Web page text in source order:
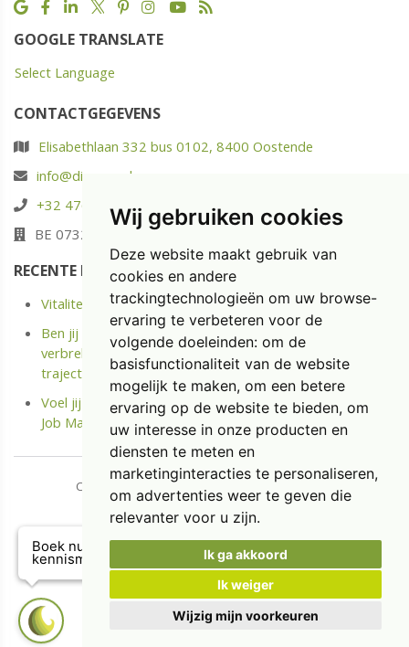
Wij gebruiken cookies
Deze website maakt gebruik van
cookies en andere
trackingtechnologieën om uw browse-
ervaring te verbeteren voor de
volgende doeleinden: om de
basisfunctionaliteit van de website
mogelijk te maken, om een betere
ervaring op de website te bieden, om
uw interesse in onze producten en
diensten te meten en
marketinginteracties te personaliseren,
om advertenties weer te geven die
relevanter voor u zijn.
Ik ga akkoord
Ik weiger
Wijzig mijn voorkeuren
GOOGLE TRANSLATE
Select Language
CONTACTGEGEVENS
Elisabethlaan 332 bus 0102, 8400 Oostende
info@diaspoor.be
+32 476 88 05 37
BE 0732.580.523
RECENTE POSTS
Vitaliteit: energie opladen in plaats van enkel uitrusten
Ben jij langdurige ziek of Kreeg je onlangs een Medische
verbreking? Ontdek het kostenloze Terug naar Werk
traject.
Voel jij je niet meer gemotiveerd op jouw job? Doe de
Job Match Scan
Copyright © 2026 Diaspoor. All rights reserved.
Privacy & Cookies|UP-TO-DATE WebDesign
Boek nu een gratis
kennismakingsgesprek!